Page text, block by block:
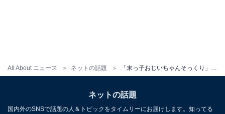
All About ニュース ネットの話題
ネットの話題
国内外のSNSで話題の人＆トピックをタイムリーにお届けします。知ってる